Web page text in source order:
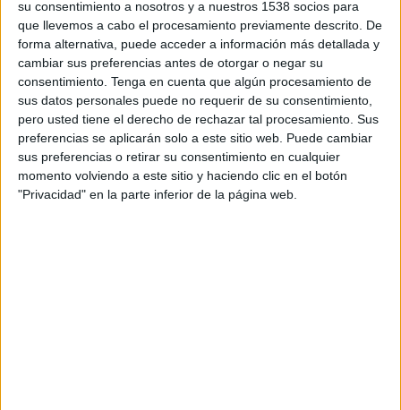
su consentimiento a nosotros y a nuestros 1538 socios para
que llevemos a cabo el procesamiento previamente descrito. De
forma alternativa, puede acceder a información más detallada y
cambiar sus preferencias antes de otorgar o negar su
consentimiento. Tenga en cuenta que algún procesamiento de
sus datos personales puede no requerir de su consentimiento,
pero usted tiene el derecho de rechazar tal procesamiento. Sus
preferencias se aplicarán solo a este sitio web. Puede cambiar
sus preferencias o retirar su consentimiento en cualquier
momento volviendo a este sitio y haciendo clic en el botón
"Privacidad" en la parte inferior de la página web.
“Un pueblo donde nunca
pasa nada”
Conect (Miravete de la
Sierra)
“Un pueblo donde nunca
pasa nada”
Conect (Miravete de la
Sierra)
Shackleton
Plata
“Un pueblo donde nunca
pasa nada”
Conect (Miravete de la
Sierra)
Shackleton
Plata
“Un pueblo donde nunca
pasa nada”
Conect (Miravete de la
Sierra)